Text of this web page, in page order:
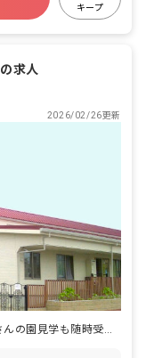
キープ
の求人
2026/02/26更新
奨学金返済支援制度導入！学生さんの園見学も随時受け付けています！